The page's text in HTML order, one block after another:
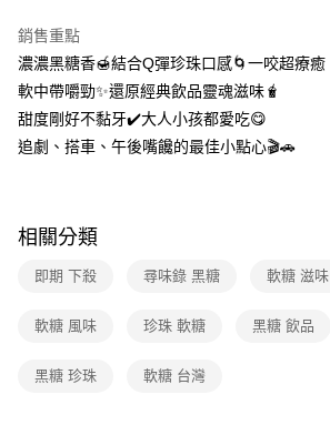
銷售重點
濃濃黑糖香🍯結合Q彈珍珠口感🌀一咬超療癒
軟中帶嚼勁✨還原經典飲品靈魂滋味🧋
甜度剛好不黏牙✔️大人小孩都愛吃😋
追劇、搭車、午後嘴饞的最佳小點心🎬🚗
相關分類
即期 下殺 尋味錄 黑糖 軟糖 滋味
軟糖 風味 珍珠 軟糖 黑糖 飲品
黑糖 珍珠 軟糖 台灣